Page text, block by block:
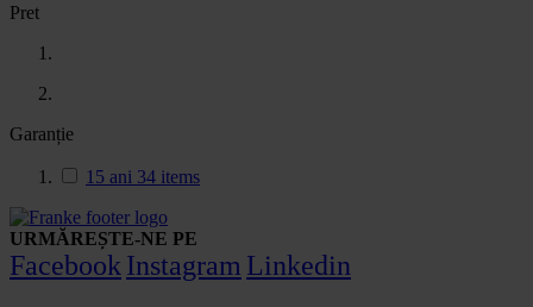
Pret
Garanție
15 ani 34 items
URMĂREȘTE-NE PE
Facebook Instagram Linkedin